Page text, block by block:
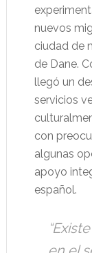
nuevos
ciudad de
de Dane.
llegó un
servicios
con
algunas
apoyo
español.